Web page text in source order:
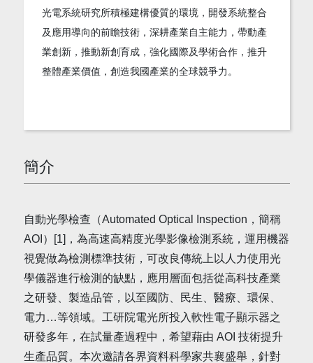
光電系統研究所積極建構優質的環境，開發系統整合
及應用導向的前瞻技術，深耕產業自主能力，帶動產
業創新，推動新創育成，強化國際及學術合作，推升
整體產業價值，創造我國產業的全球競爭力。
簡介
自動光學檢查（Automated Optical Inspection，簡稱
AOI）[1]，為高速高精度光學影像檢測系統，運用機器
視覺做為檢測標準技術，可改良傳統上以人力使用光
學儀器進行檢測的缺點，應用層面包括從高科技產業
之研發、製造品管，以至國防、民生、醫療、環保、
電力…等領域。工研院電光所投入軟性電子顯示器之
研發多年，在試量產過程中，希望藉由 AOI 技術提升
生產品質。本次邀請各界資料科學家共襄盛舉，針對